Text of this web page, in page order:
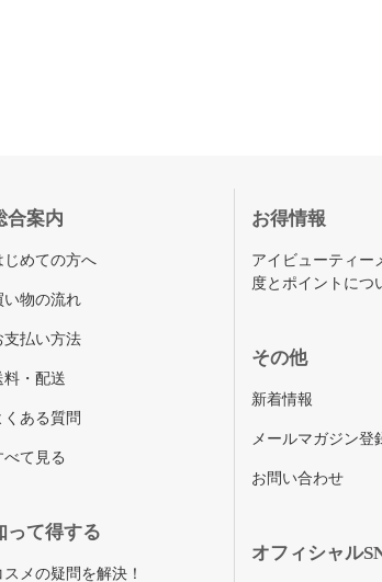
合案内
じめての方へ
い物の流れ
支払い方法
料・配送
くある質問
べて見る
って得する
スメの疑問を解決！
お得情報
アイビューティー
度とポイントにつ
その他
新着情報
メールマガジン登
お問い合わせ
オフィシャル